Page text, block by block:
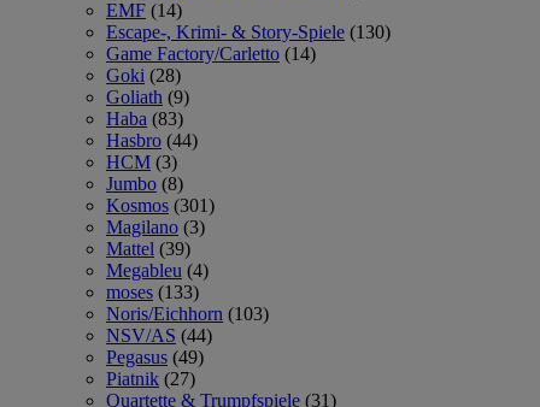
EMF (14)
Escape-, Krimi- & Story-Spiele (130)
Game Factory/Carletto (14)
Goki (28)
Goliath (9)
Haba (83)
Hasbro (44)
HCM (3)
Jumbo (8)
Kosmos (301)
Magilano (3)
Mattel (39)
Megableu (4)
moses (133)
Noris/Eichhorn (103)
NSV/AS (44)
Pegasus (49)
Piatnik (27)
Quartette & Trumpfspiele (31)